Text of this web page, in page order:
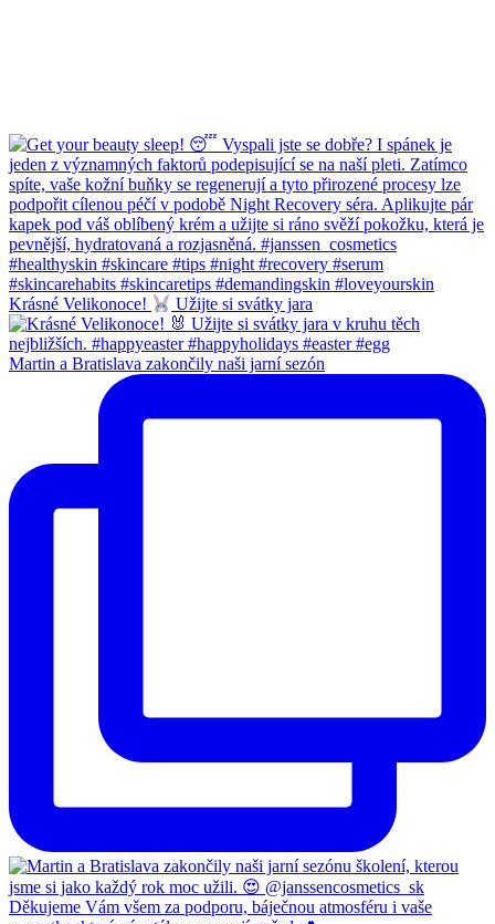
Krásné Velikonoce! Užijte si svátky jara
Martin a Bratislava zakončily naši jarní sezón